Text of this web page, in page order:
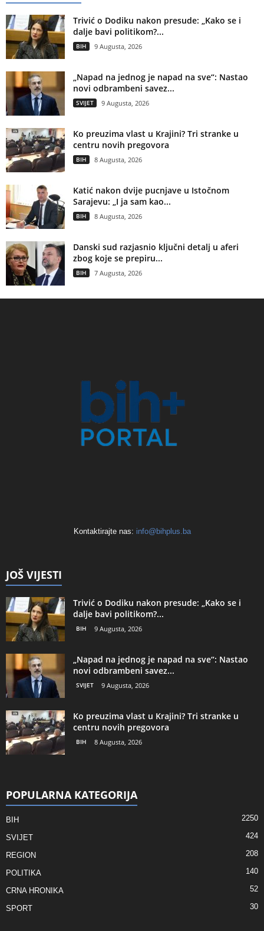
Trivić o Dodiku nakon presude: „Kako se i
dalje bavi politikom?...
BIH 9 Augusta, 2026
„Napad na jednog je napad na sve“: Nastao
novi odbrambeni savez...
SVIJET 9 Augusta, 2026
Ko preuzima vlast u Krajini? Tri stranke u
centru novih pregovora
BIH 8 Augusta, 2026
Katić nakon dvije pucnjave u Istočnom
Sarajevu: „I ja sam kao...
BIH 8 Augusta, 2026
Danski sud razjasnio ključni detalj u aferi
zbog koje se prepiru...
BIH 7 Augusta, 2026
Kontaktirajte nas: info@bihplus.ba
JOŠ VIJESTI
Trivić o Dodiku nakon presude: „Kako se i
dalje bavi politikom?...
BIH 9 Augusta, 2026
„Napad na jednog je napad na sve“: Nastao
novi odbrambeni savez...
SVIJET 9 Augusta, 2026
Ko preuzima vlast u Krajini? Tri stranke u
centru novih pregovora
BIH 8 Augusta, 2026
POPULARNA KATEGORIJA
BIH 2250
SVIJET 424
REGION 208
POLITIKA 140
CRNA HRONIKA 52
SPORT 30